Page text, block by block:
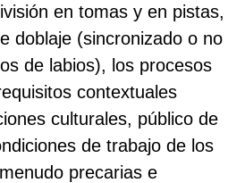
en tomas y en pistas,
doblaje (sincronizado o no
de labios), los procesos
contextuales
culturales, público de
de trabajo de los
precarias e